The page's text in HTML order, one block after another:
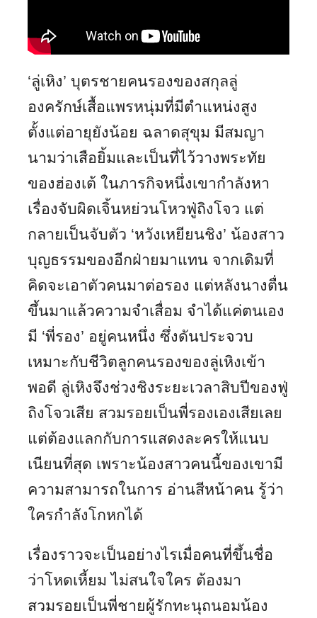
‘ลู่เหิง’ บุตรชายคนรองของสกุลลู่
องครักษ์เสื้อแพรหนุ่มที่มีตำแหน่งสูง
ตั้งแต่อายุยังน้อย ฉลาดสุขุม มีสมญา
นามว่าเสือยิ้มและเป็นที่ไว้วางพระทัย
ของฮ่องเต้ ในภารกิจหนึ่งเขากำลังหา
เรื่องจับผิดเจิ้นหย่วนโหวฟู่ถิงโจว แต่
กลายเป็นจับตัว ‘หวังเหยียนชิง’ น้องสาว
บุญธรรมของอีกฝ่ายมาแทน จากเดิมที่
คิดจะเอาตัวคนมาต่อรอง แต่หลังนางตื่น
ขึ้นมาแล้วความจำเสื่อม จำได้แค่ตนเอง
มี ‘พี่รอง’ อยู่คนหนึ่ง ซึ่งดันประจวบ
เหมาะกับชีวิตลูกคนรองของลู่เหิงเข้า
พอดี ลู่เหิงจึงช่วงชิงระยะเวลาสิบปีของฟู่
ถิงโจวเสีย สวมรอยเป็นพี่รองเองเสียเลย
แต่ต้องแลกกับการแสดงละครให้แนบ
เนียนที่สุด เพราะน้องสาวคนนี้ของเขามี
ความสามารถในการ อ่านสีหน้าคน รู้ว่า
ใครกำลังโกหกได้
เรื่องราวจะเป็นอย่างไรเมื่อคนที่ขึ้นชื่อ
ว่าโหดเหี้ยม ไม่สนใจใคร ต้องมา
สวมรอยเป็นพี่ชายผู้รักทะนุถนอมน้อง